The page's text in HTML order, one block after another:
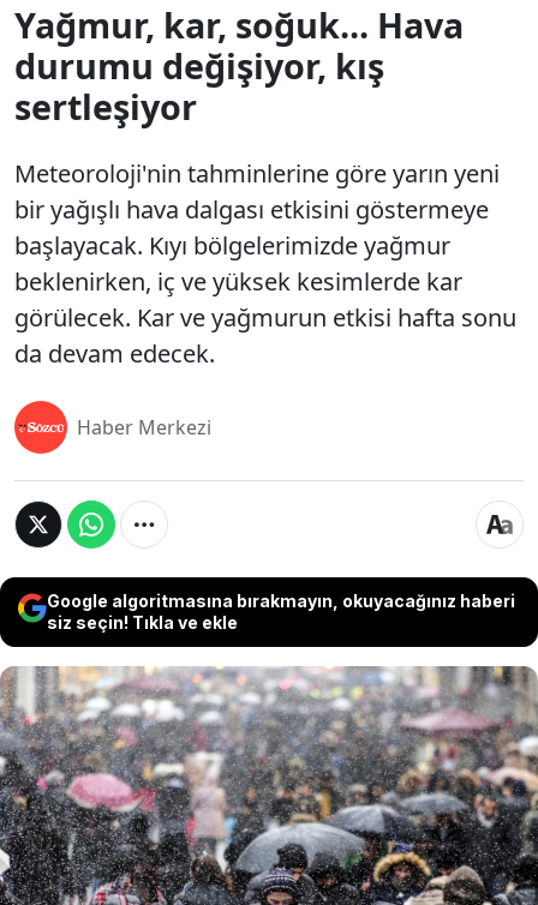
Yağmur, kar, soğuk... Hava
durumu değişiyor, kış
sertleşiyor
Meteoroloji'nin tahminlerine göre yarın yeni
bir yağışlı hava dalgası etkisini göstermeye
başlayacak. Kıyı bölgelerimizde yağmur
beklenirken, iç ve yüksek kesimlerde kar
görülecek. Kar ve yağmurun etkisi hafta sonu
da devam edecek.
Haber Merkezi
Google algoritmasına bırakmayın, okuyacağınız haberi
siz seçin! Tıkla ve ekle
Meteoroloji'nin tahminlerine göre yarın yeni
bir yağışlı hava dalgası etkisini göstermeye
başlayacak. Kıyı bölgelerimizde yağmur
beklenirken, iç ve yüksek kesimlerde kar
görülecek. Kar ve yağmurun etkisi hafta sonu
da devam edecek.